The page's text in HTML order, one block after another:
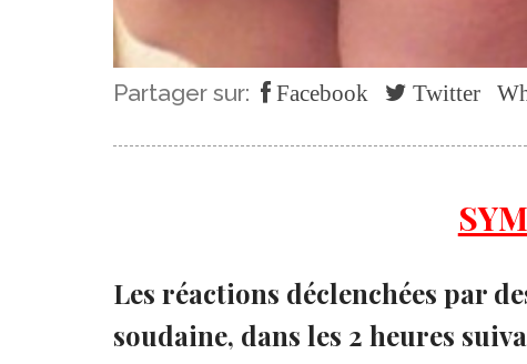
Partager sur: Facebook Twitter
Les réactions déclenchées par
soudaine, dans les 2 heures